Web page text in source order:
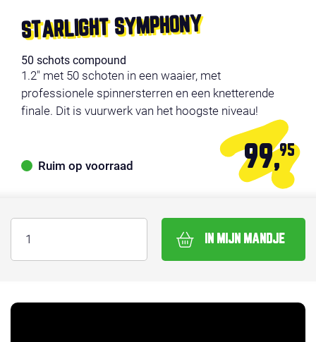
STARLIGHT SYMPHONY
50 schots compound
1.2" met 50 schoten in een waaier, met
professionele spinnersterren en een knetterende
finale. Dit is vuurwerk van het hoogste niveau!
Ruim op voorraad 99,95
IN MIJN MANDJE